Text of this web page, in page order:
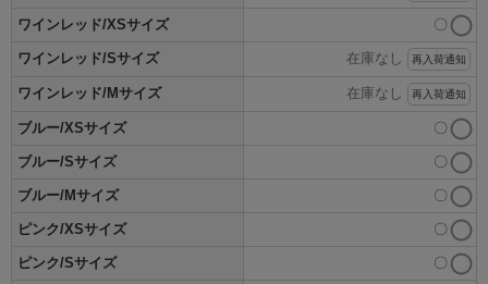
ワインレッド/XSサイズ 〇
ワインレッド/Sサイズ 在庫なし 再入荷通知
ワインレッド/Mサイズ 在庫なし 再入荷通知
ブルー/XSサイズ 〇
ブルー/Sサイズ 〇
ブルー/Mサイズ 〇
ピンク/XSサイズ 〇
ピンク/Sサイズ 〇